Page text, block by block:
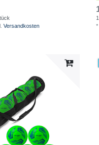
Versandkosten
1
*